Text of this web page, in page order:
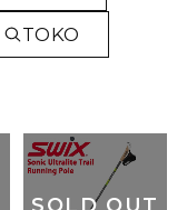
TOKO